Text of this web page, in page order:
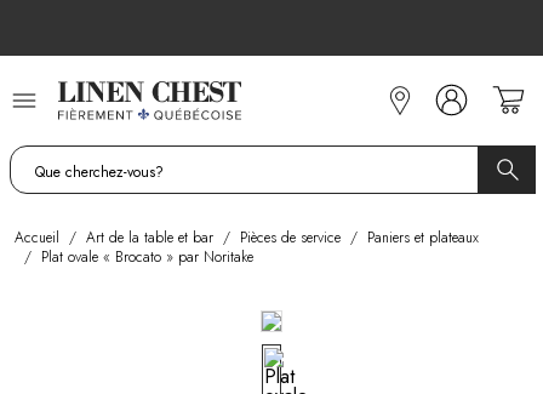
contenu
Accueil / Art de la table et bar / Pièces de service / Paniers et plateaux
/ Plat ovale « Brocato » par Noritake